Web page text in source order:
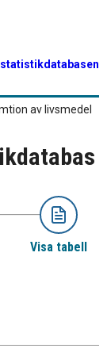
av livsmedel
Visa tabell